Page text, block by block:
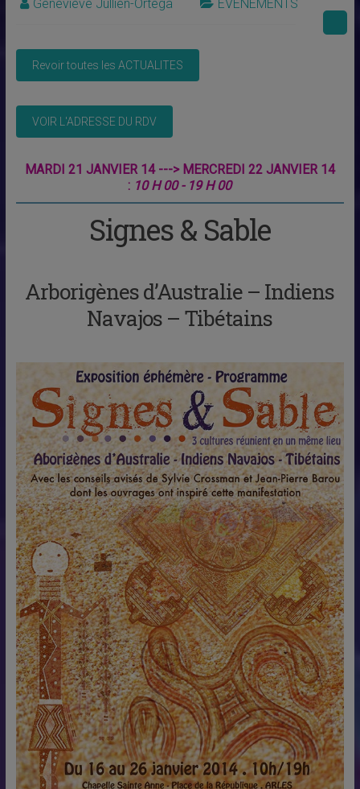
Geneviève Jullien-Ortega EVENEMENTS
MARDI 21 JANVIER 14 ---> MERCREDI 22 JANVIER 14
: 10 H 00 - 19 H 00
Signes & Sable
Arborigènes d’Australie – Indiens
Navajos – Tibétains